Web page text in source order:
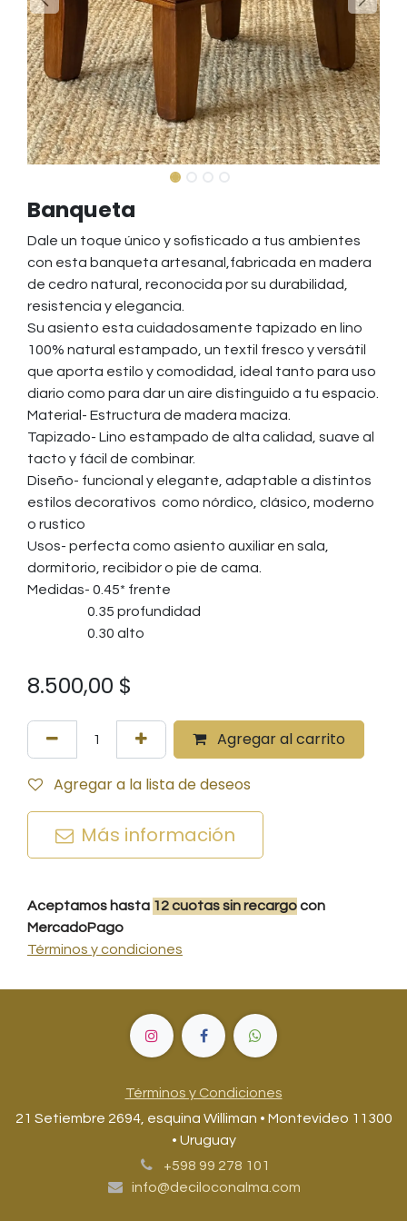
Banqueta
Dale un toque único y sofisticado a tus ambientes
con esta banqueta artesanal,fabricada en madera
de cedro natural, reconocida por su durabilidad,
resistencia y elegancia.
Su asiento esta cuidadosamente tapizado en lino
100% natural estampado, un textil fresco y versátil
que aporta estilo y comodidad, ideal tanto para uso
diario como para dar un aire distinguido a tu espacio.
Material- Estructura de madera maciza.
Tapizado- Lino estampado de alta calidad, suave al
tacto y fácil de combinar.
Diseño- funcional y elegante, adaptable a distintos
estilos decorativos como nórdico, clásico, moderno
o rustico
Usos- perfecta como asiento auxiliar en sala,
dormitorio, recibidor o pie de cama.
Medidas- 0.45* frente
0.35 profundidad
0.30 alto
8.500,00 $
Agregar al carrito
Agregar a la lista de deseos
Más información
Aceptamos hasta 12cuotassin recargocon
MercadoPago
Términos y condiciones
Términos y Condiciones
21 Setiembre 2694, esquina Williman • Montevideo 11300
• Uruguay
+598 99 278 101
info@deciloconalma.com